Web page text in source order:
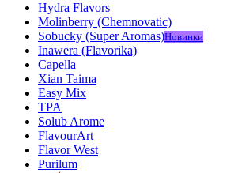
Hydra Flavors
Molinberry (Chemnovatic)
Sobucky (Super Aromas)Новинки
Inawera (Flavorika)
Capella
Xian Taima
Easy Mix
TPA
Solub Arome
FlavourArt
Flavor West
Purilum